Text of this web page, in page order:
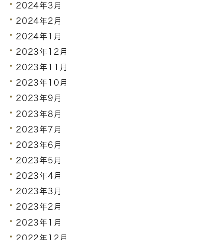
2024年3月
2024年2月
2024年1月
2023年12月
2023年11月
2023年10月
2023年9月
2023年8月
2023年7月
2023年6月
2023年5月
2023年4月
2023年3月
2023年2月
2023年1月
2022年12月